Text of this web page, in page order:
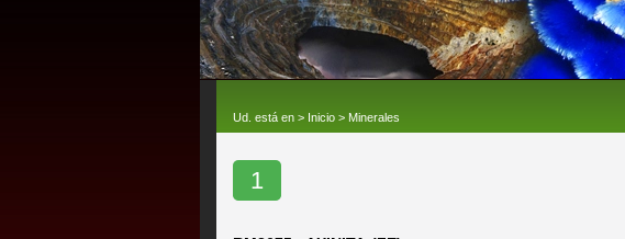
Ud. está en > Inicio > Minerales
1